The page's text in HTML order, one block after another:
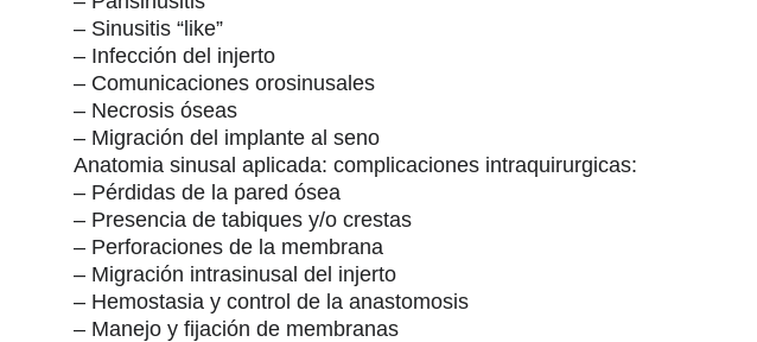
– Sinusitis “like”
– Infección del injerto
– Comunicaciones orosinusales
– Necrosis óseas
– Migración del implante al seno
Anatomia sinusal aplicada: complicaciones intraquirurgicas:
– Pérdidas de la pared ósea
– Presencia de tabiques y/o crestas
– Perforaciones de la membrana
– Migración intrasinusal del injerto
– Hemostasia y control de la anastomosis
– Manejo y fijación de membranas